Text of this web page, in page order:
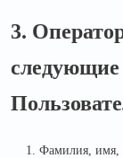
3.
Фамилия, имя,